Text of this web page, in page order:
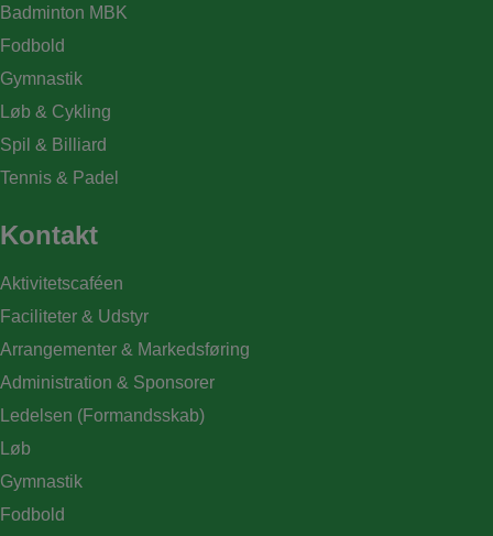
Badminton MBK
Fodbold
Gymnastik
Løb & Cykling
Spil & Billiard
Tennis & Padel
Kontakt
Aktivitetscaféen
Faciliteter & Udstyr
Arrangementer & Markedsføring
Administration & Sponsorer
Ledelsen (Formandsskab)
Løb
Gymnastik
Fodbold